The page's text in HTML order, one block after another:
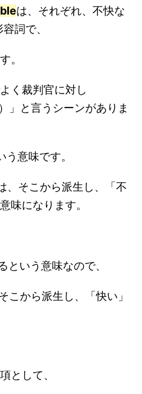
は、それぞれ、不快な
詞で、
。
く裁判官に対し
」と言うシーンがありま
う意味です。
、そこから派生し、「不
味になります。
という意味なので、
こから派生し、「快い」
として、